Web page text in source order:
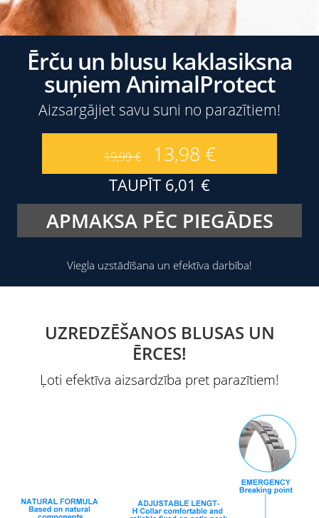
Ērču un blusu kaklasiksna
suņiem AnimalProtect
Aizsargājiet savu suni no parazītiem!
19,99€ 13,98 €
TAUPĪT 6,01 €
APMAKSA PĒC PIEGĀDES
Viegla uzstādīšana un efektīva darbība!
UZREDZĒŠANOS BLUSAS UN
ĒRCES!
Ļoti efektīva aizsardzība pret parazītiem!